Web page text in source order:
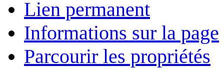
Lien permanent
Informations sur la page
Parcourir les propriétés